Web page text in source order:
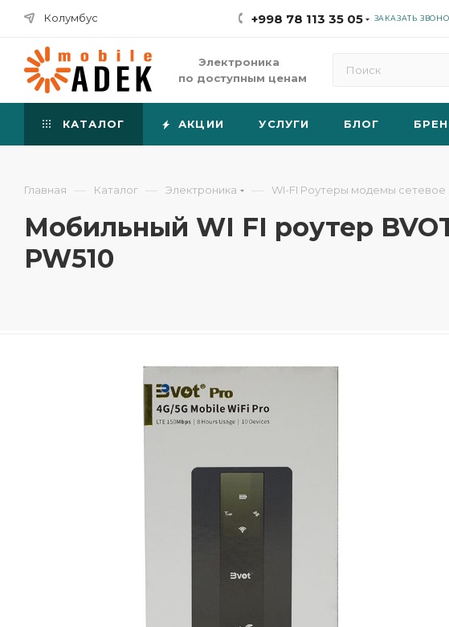
Колумбус +998 78 113 35 05 ЗАКАЗАТЬ
Электроника
по доступным ценам
КАТАЛОГ АКЦИИ УСЛУГИ БЛОГ
Главная — Каталог — Электроника — WI-FI Роутеры модемы сетевое
Мобильный WI FI роутер
PW510